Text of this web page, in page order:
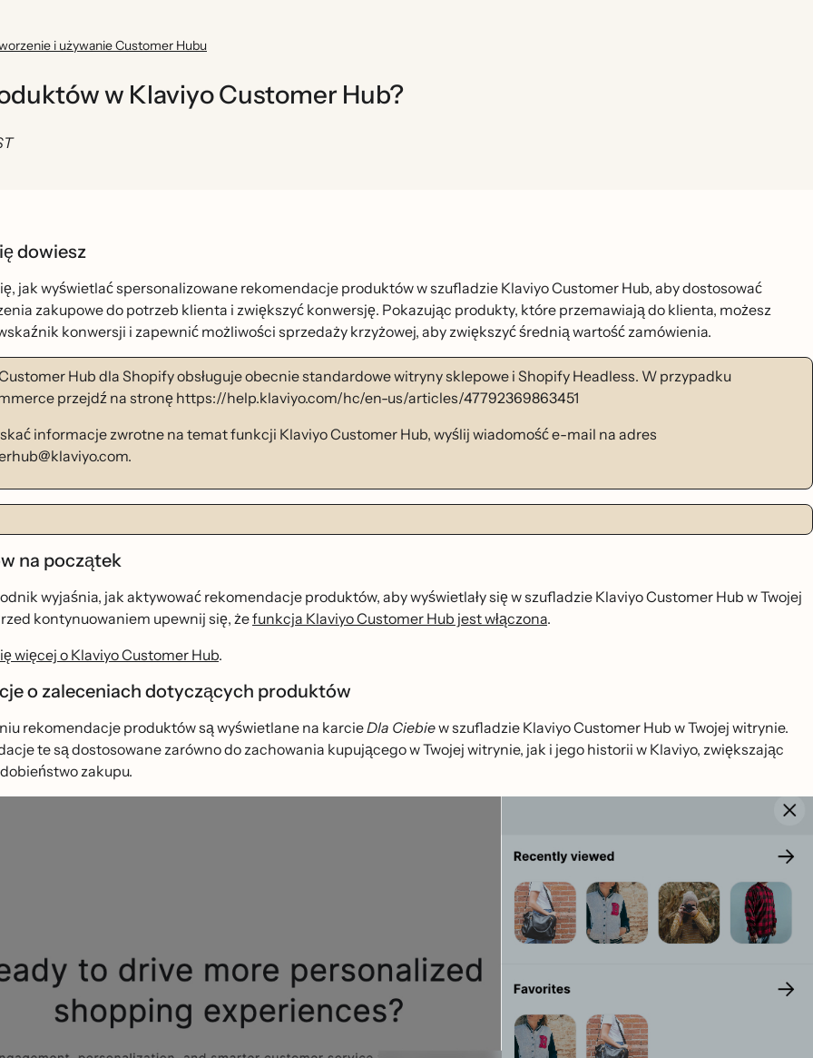
i używanie Customer Hubu
w Klaviyo Customer Hub?
dowiesz
jak wyświetlać spersonalizowane rekomendacje produktów w szufladzie Klaviyo Customer Hub, aby dostosować
zakupowe do potrzeb klienta i zwiększyć konwersję. Pokazując produkty, które przemawiają do klienta, możesz
konwersji i zapewnić możliwości sprzedaży krzyżowej, aby zwiększyć średnią wartość zamówienia.
Hub dla Shopify obsługuje obecnie standardowe witryny sklepowe i Shopify Headless. W przypadku
przejdź na stronę https://help.klaviyo.com/hc/en-us/articles/47792369863451
informacje zwrotne na temat funkcji Klaviyo Customer Hub, wyślij wiadomość e-mail na adres
na początek
wyjaśnia, jak aktywować rekomendacje produktów, aby wyświetlały się w szufladzie Klaviyo Customer Hub w Twojej
kontynuowaniem upewnij się, żefunkcja Klaviyo Customer Hub jest włączona.
więcej o Klaviyo Customer Hub.
o zaleceniach dotyczących produktów
rekomendacje produktów są wyświetlane na karcieDla Ciebiew szufladzie Klaviyo Customer Hub w Twojej witrynie.
te są dostosowane zarówno do zachowania kupującego w Twojej witrynie, jak i jego historii w Klaviyo, zwiększając
zakupu.